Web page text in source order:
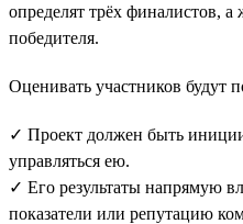
определят трёх финалистов,
победителя.
Оценивать участников будут
✓ Проект должен быть
управляться ею.
✓ Его результаты напрямую
показатели или репутацию